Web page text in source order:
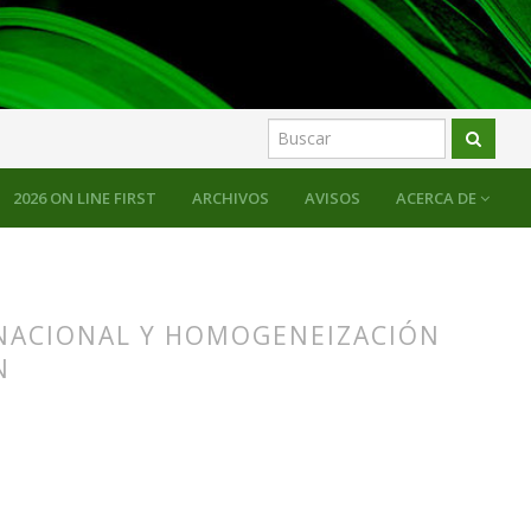
2026 ON LINE FIRST ARCHIVOS AVISOS ACERCA DE
Y HOMOGENEIZACIÓN